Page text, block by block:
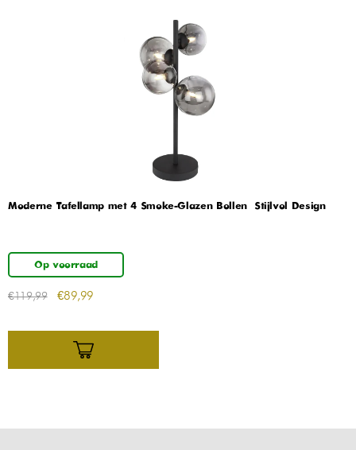
Moderne Tafellamp met 4 Smoke-Glazen Bollen – Stijlvol Design
Op voorraad
€119,99 €89,99